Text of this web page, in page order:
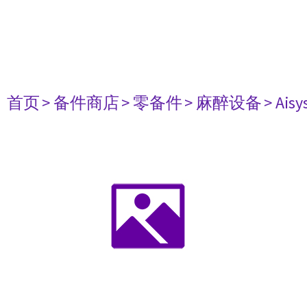
首页> 备件商店> 零备件> 麻醉设备>